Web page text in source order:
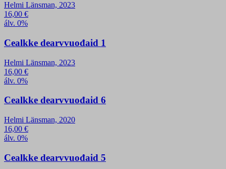
Helmi Länsman, 2023
16,00 €
álv. 0%
Cealkke dearvvuođaid 1
Helmi Länsman, 2023
16,00 €
álv. 0%
Cealkke dearvvuođaid 6
Helmi Länsman, 2020
16,00 €
álv. 0%
Cealkke dearvvuođaid 5